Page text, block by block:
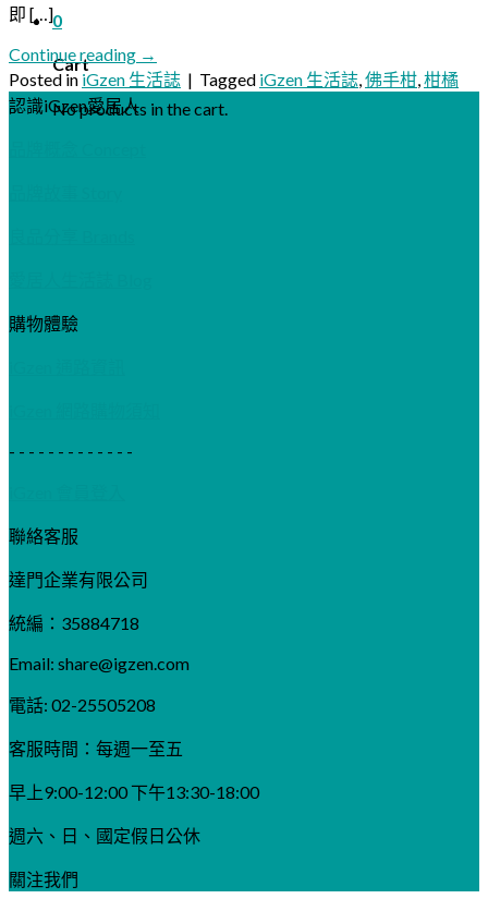
0
Cart
No products in the cart.
即 […]
Continue reading →
Posted in iGzen 生活誌 | Tagged iGzen 生活誌,佛手柑,柑橘
認識iGzen愛居人
購物體驗
- - - - - - - - - - - - -
聯絡客服
達門企業有限公司
統編：35884718
Email: share@igzen.com
電話: 02-25505208
客服時間：每週一至五
早上9:00-12:00 下午13:30-18:00
週六、日、國定假日公休
關注我們